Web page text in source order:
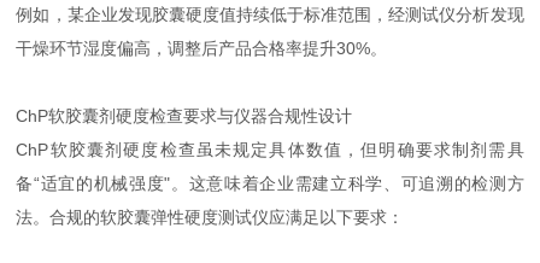
例如，某企业发现胶囊硬度值持续低于标准范围，经测试仪分析发现
干燥环节湿度偏高，调整后产品合格率提升30%。
ChP软胶囊剂硬度检查要求与仪器合规性设计
ChP软胶囊剂硬度检查虽未规定具体数值，但明确要求制剂需具
备“适宜的机械强度"。这意味着企业需建立科学、可追溯的检测方
法。合规的软胶囊弹性硬度测试仪应满足以下要求：